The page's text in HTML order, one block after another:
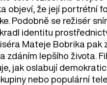
objeví, že její portrétní
Podobně se režisér
identitu
Mateje Bobrika pak
zdáním lepšího života.
jak oslabují
nebo populární